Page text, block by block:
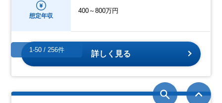
想定年収
400～800万円
詳しく見る
1-50 / 256件